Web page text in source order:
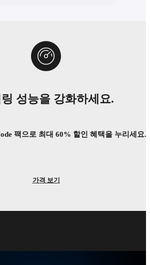
성능을 강화하세요.
팩으로 최대 60% 할인 혜택을 누리세요.
가격 보기